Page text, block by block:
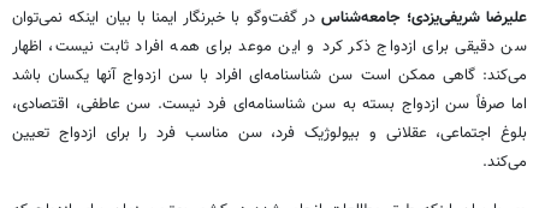
علیرضا شریفی‌یزدی؛ جامعه‌شناسدر گفت‌وگو با خبرنگار ایمنا با بیان اینکه نمی‌توان
سن دقیقی برای ازدواج ذکر کرد و این موعد برای همه افراد ثابت نیست، اظهار
می‌کند: گاهی ممکن است سن شناسنامه‌ای افراد با سن ازدواج آنها یکسان باشد
اما صرفاً سن ازدواج بسته به سن شناسنامه‌ای فرد نیست. سن عاطفی، اقتصادی،
بلوغ اجتماعی، عقلانی و بیولوژیک فرد، سن مناسب فرد را برای ازدواج تعیین
می‌کند.